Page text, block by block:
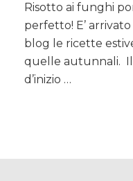
Risotto ai funghi
perfetto! E’
blog le ricette
quelle autunnali.
d’inizio …